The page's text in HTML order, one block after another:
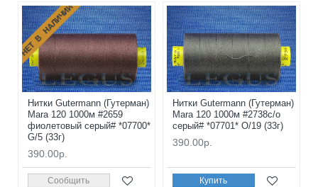
НЕТ В НАЛИЧИИ
Нитки Gutermann (Гутерман)
Mara 120 1000м #2659
фиолетовый серый# *07700*
G/5 (33г)
390.00р.
Сообщить
Нитки Gutermann (Гутерман)
Mara 120 1000м #2738с/о
серый# *07701* O/19 (33г)
390.00р.
Купить